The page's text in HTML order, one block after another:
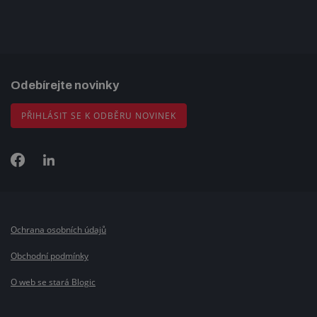
Odebírejte novinky
PŘIHLÁSIT SE K ODBĚRU NOVINEK
Ochrana osobních údajů
Obchodní podmínky
O web se stará Blogic